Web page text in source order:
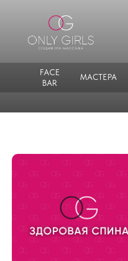
FACE
BAR
МАСТЕРА